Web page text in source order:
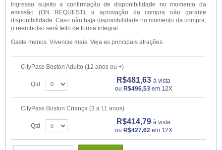
Ingresso sujeito a confirmação de disponibilidade no momento da
emissão (ON REQUEST), a aprovação da compra não garante
disponibilidade. Caso não haja disponibilidade no momento da compra,
o reembolso será feito de forma integral.
Gaste menos. Vivencie mais. Veja as principais atrações.
CityPass Boston Adulto (12 anos ou +)
Qtd R$481,63à vista
ou R$496,53em 12X
CityPass Boston Criança (3 a 11 anos)
Qtd R$414,79à vista
ou R$427,62em 12X